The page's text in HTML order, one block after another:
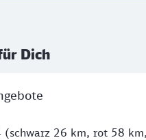
Dich
(schwarz 26 km, rot 58